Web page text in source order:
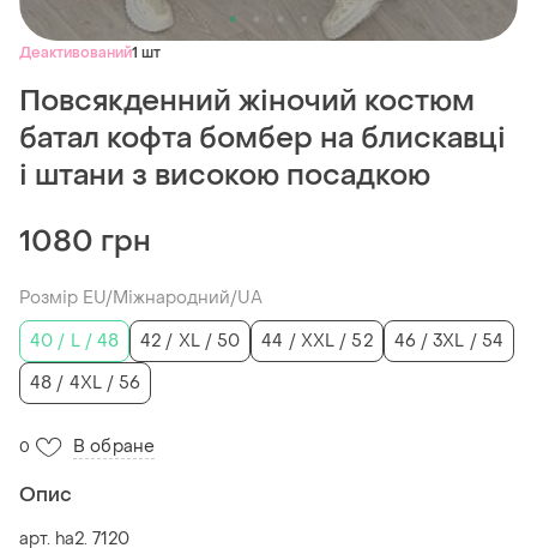
Деактивований1 шт
Повсякденний жіночий костюм
батал кофта бомбер на блискавці
і штани з високою посадкою
1080 грн
Розмір EU/Міжнародний/UA
40 / L / 48
42 / XL / 50 44 / XXL / 52
46 / 3XL / 54
48 / 4XL / 56
0 В обране
Опис
арт. ha2. 7120